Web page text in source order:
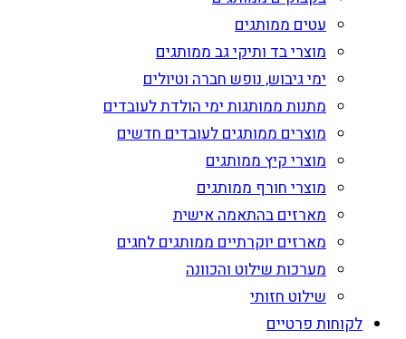
עטים ממותגים
מוצרי בד ותיקי גב ממותגים
ימי גיבוש, נופש חברה וטיולים
מתנות ממותגות ימי הולדת לעובדים
מוצרים ממותגים לעובדים חדשים
מוצרי קיץ ממותגים
מוצרי חורף ממותגים
מארזים בהתאמה אישית
מארזים יוקרתיים ממותגים לחגים
מערכות שילוט והכוונה
שילוט חזותי
לקוחות פרטיים